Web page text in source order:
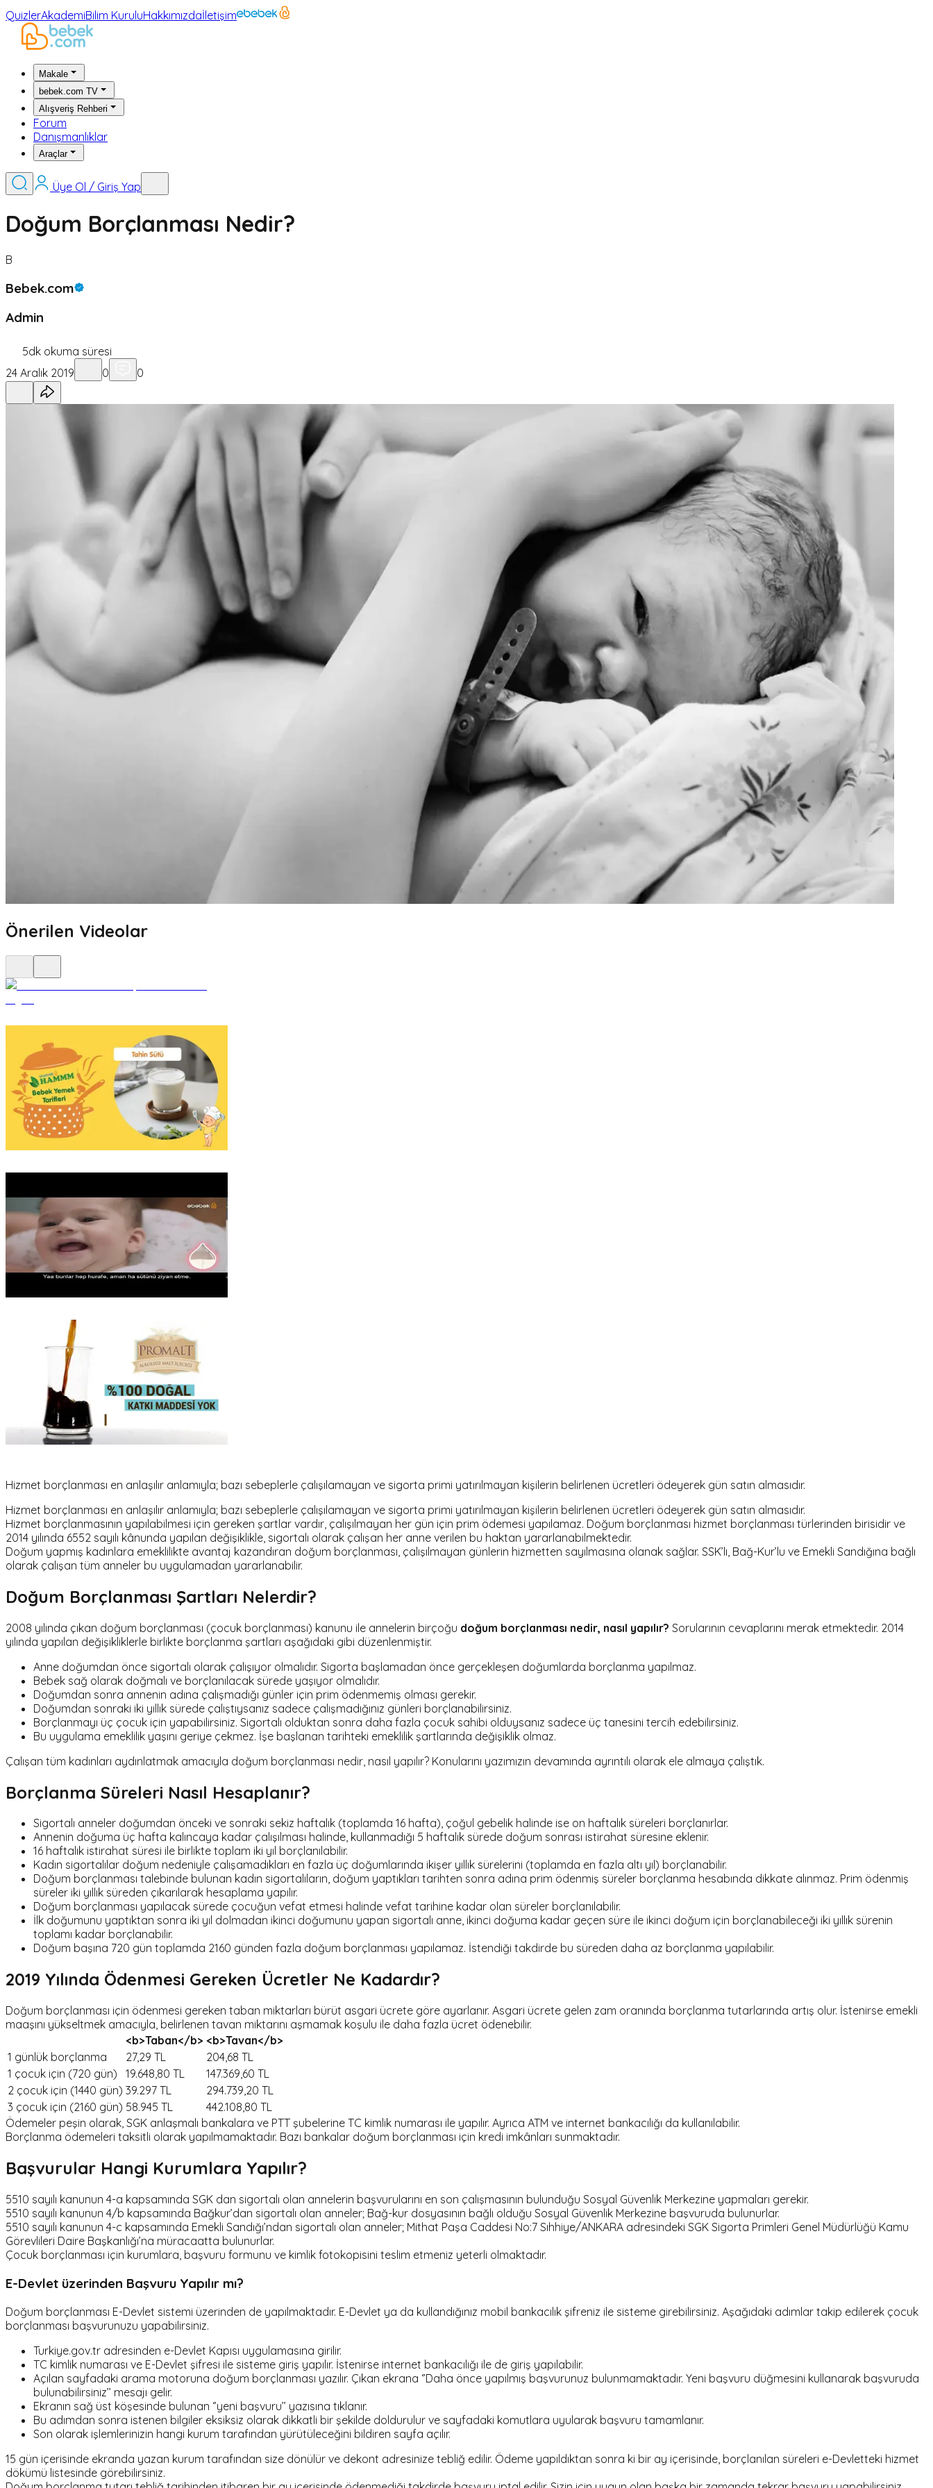
QuizlerAkademiBilim KuruluHakkımızdaİletişim
Makale
bebek.com TV
Alışveriş Rehberi
Forum
Danışmanlıklar
Araçlar
Üye Ol / Giriş Yap
Doğum Borçlanması Nedir?
B
Bebek.com
Admin
5dk okuma süresi
24 Aralık 2019
0 0
Önerilen Videolar
Hizmet borçlanması en anlaşılır anlamıyla; bazı sebeplerle çalışılamayan ve sigorta primi yatırılmayan kişilerin belirlenen ücretleri ödeyerek gün satın almasıdır.
Hizmet borçlanması en anlaşılır anlamıyla; bazı sebeplerle çalışılamayan ve sigorta primi yatırılmayan kişilerin belirlenen ücretleri ödeyerek gün satın almasıdır.
Hizmet borçlanmasının yapılabilmesi için gereken şartlar vardır, çalışılmayan her gün için prim ödemesi yapılamaz. Doğum borçlanması hizmet borçlanması türlerinden birisidir ve
2014 yılında 6552 sayılı kânunda yapılan değişiklikle, sigortalı olarak çalışan her anne verilen bu haktan yararlanabilmektedir.
Doğum yapmış kadınlara emeklilikte avantaj kazandıran doğum borçlanması, çalışılmayan günlerin hizmetten sayılmasına olanak sağlar. SSK’lı, Bağ-Kur’lu ve Emekli Sandığına bağlı
olarak çalışan tüm anneler bu uygulamadan yararlanabilir.
Doğum Borçlanması Şartları Nelerdir?
2008 yılında çıkan doğum borçlanması (çocuk borçlanması) kanunu ile annelerin birçoğu doğum borçlanması nedir, nasıl yapılır? Sorularının cevaplarını merak etmektedir. 2014
yılında yapılan değişikliklerle birlikte borçlanma şartları aşağıdaki gibi düzenlenmiştir.
Anne doğumdan önce sigortalı olarak çalışıyor olmalıdır. Sigorta başlamadan önce gerçekleşen doğumlarda borçlanma yapılmaz.
Bebek sağ olarak doğmalı ve borçlanılacak sürede yaşıyor olmalıdır.
Doğumdan sonra annenin adına çalışmadığı günler için prim ödenmemiş olması gerekir.
Doğumdan sonraki iki yıllık sürede çalıştıysanız sadece çalışmadığınız günleri borçlanabilirsiniz.
Borçlanmayı üç çocuk için yapabilirsiniz. Sigortalı olduktan sonra daha fazla çocuk sahibi olduysanız sadece üç tanesini tercih edebilirsiniz.
Bu uygulama emeklilik yaşını geriye çekmez. İşe başlanan tarihteki emeklilik şartlarında değişiklik olmaz.
Çalışan tüm kadınları aydınlatmak amacıyla doğum borçlanması nedir, nasıl yapılır? Konularını yazımızın devamında ayrıntılı olarak ele almaya çalıştık.
Borçlanma Süreleri Nasıl Hesaplanır?
Sigortalı anneler doğumdan önceki ve sonraki sekiz haftalık (toplamda 16 hafta), çoğul gebelik halinde ise on haftalık süreleri borçlanırlar.
Annenin doğuma üç hafta kalıncaya kadar çalışılması halinde, kullanmadığı 5 haftalık sürede doğum sonrası istirahat süresine eklenir.
16 haftalık istirahat süresi ile birlikte toplam iki yıl borçlanılabilir.
Kadın sigortalılar doğum nedeniyle çalışamadıkları en fazla üç doğumlarında ikişer yıllık sürelerini (toplamda en fazla altı yıl) borçlanabilir.
Doğum borçlanması talebinde bulunan kadın sigortalıların, doğum yaptıkları tarihten sonra adına prim ödenmiş süreler borçlanma hesabında dikkate alınmaz. Prim ödenmiş
süreler iki yıllık süreden çıkarılarak hesaplama yapılır.
Doğum borçlanması yapılacak sürede çocuğun vefat etmesi halinde vefat tarihine kadar olan süreler borçlanılabilir.
İlk doğumunu yaptıktan sonra iki yıl dolmadan ikinci doğumunu yapan sigortalı anne, ikinci doğuma kadar geçen süre ile ikinci doğum için borçlanabileceği iki yıllık sürenin
toplamı kadar borçlanabilir.
Doğum başına 720 gün toplamda 2160 günden fazla doğum borçlanması yapılamaz. İstendiği takdirde bu süreden daha az borçlanma yapılabilir.
2019 Yılında Ödenmesi Gereken Ücretler Ne Kadardır?
Doğum borçlanması için ödenmesi gereken taban miktarları bürüt asgari ücrete göre ayarlanır. Asgari ücrete gelen zam oranında borçlanma tutarlarında artış olur. İstenirse emekli
maaşını yükseltmek amacıyla, belirlenen tavan miktarını aşmamak koşulu ile daha fazla ücret ödenebilir.
<b>Taban</b> <b>Tavan</b>
1 günlük borçlanma
27,29 TL
204,68 TL
1 çocuk için (720 gün)
19.648,80 TL
147.369,60 TL
2 çocuk için (1440 gün) 39.297 TL
294.739,20 TL
3 çocuk için (2160 gün) 58.945 TL
442.108,80 TL
Ödemeler peşin olarak, SGK anlaşmalı bankalara ve PTT şubelerine TC kimlik numarası ile yapılır. Ayrıca ATM ve internet bankacılığı da kullanılabilir.
Borçlanma ödemeleri taksitli olarak yapılmamaktadır. Bazı bankalar doğum borçlanması için kredi imkânları sunmaktadır.
Başvurular Hangi Kurumlara Yapılır?
5510 sayılı kanunun 4-a kapsamında SGK dan sigortalı olan annelerin başvurularını en son çalışmasının bulunduğu Sosyal Güvenlik Merkezine yapmaları gerekir.
5510 sayılı kanunun 4/b kapsamında Bağkur’dan sigortalı olan anneler; Bağ-kur dosyasının bağlı olduğu Sosyal Güvenlik Merkezine başvuruda bulunurlar.
5510 sayılı kanunun 4-c kapsamında Emekli Sandığı’ndan sigortalı olan anneler; Mithat Paşa Caddesi No:7 Sıhhiye/ANKARA adresindeki SGK Sigorta Primleri Genel Müdürlüğü Kamu
Görevlileri Daire Başkanlığı’na müracaatta bulunurlar.
Çocuk borçlanması için kurumlara, başvuru formunu ve kimlik fotokopisini teslim etmeniz yeterli olmaktadır.
E-Devlet üzerinden Başvuru Yapılır mı?
Doğum borçlanması E-Devlet sistemi üzerinden de yapılmaktadır. E-Devlet ya da kullandığınız mobil bankacılık şifreniz ile sisteme girebilirsiniz. Aşağıdaki adımlar takip edilerek çocuk
borçlanması başvurunuzu yapabilirsiniz.
Turkiye.gov.tr adresinden e-Devlet Kapısı uygulamasına girilir.
TC kimlik numarası ve E-Devlet şifresi ile sisteme giriş yapılır. İstenirse internet bankacılığı ile de giriş yapılabilir.
Açılan sayfadaki arama motoruna doğum borçlanması yazılır. Çıkan ekrana ‘’Daha önce yapılmış başvurunuz bulunmamaktadır. Yeni başvuru düğmesini kullanarak başvuruda
bulunabilirsiniz’’ mesajı gelir.
Ekranın sağ üst köşesinde bulunan ‘’yeni başvuru’’ yazısına tıklanır.
Bu adımdan sonra istenen bilgiler eksiksiz olarak dikkatli bir şekilde doldurulur ve sayfadaki komutlara uyularak başvuru tamamlanır.
Son olarak işlemlerinizin hangi kurum tarafından yürütüleceğini bildiren sayfa açılır.
15 gün içerisinde ekranda yazan kurum tarafından size dönülür ve dekont adresinize tebliğ edilir. Ödeme yapıldıktan sonra ki bir ay içerisinde, borçlanılan süreleri e-Devletteki hizmet
dökümü listesinde görebilirsiniz.